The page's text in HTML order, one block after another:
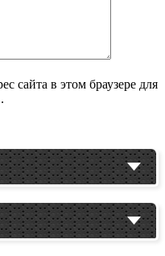
сайта в этом браузере для